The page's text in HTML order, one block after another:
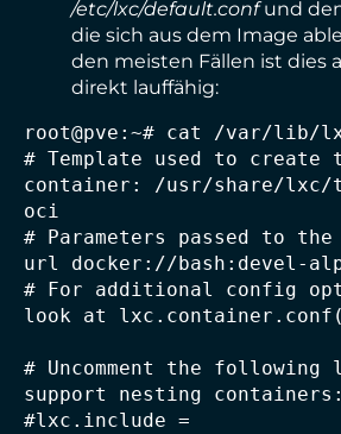
/etc/lxc/default.confund
die sich aus dem Image
den meisten Fällen ist dies
direkt lauffähig:
root@pve:~# cat /var/lib/
# Template used to create
container: /usr/share/lxc/
oci
# Parameters passed to
url docker://bash:devel-
# For additional config
look at
# Uncomment the
support nesting containers:
#lxc.include =